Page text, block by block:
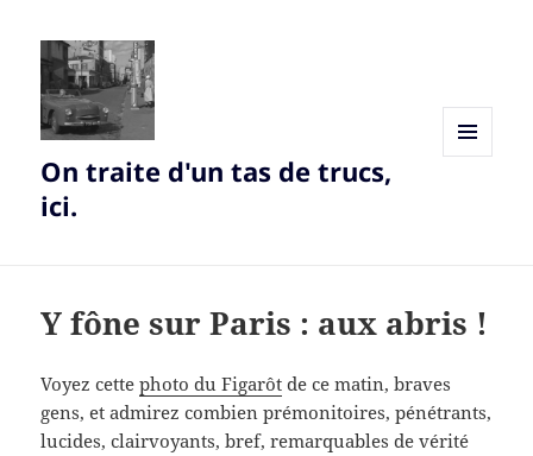
On traite d'un tas de trucs,
ici.
Y fône sur Paris : aux abris !
Voyez cettephoto du Figarôt de ce matin, braves
gens, et admirez combien prémonitoires, pénétrants,
lucides, clairvoyants, bref, remarquables de vérité